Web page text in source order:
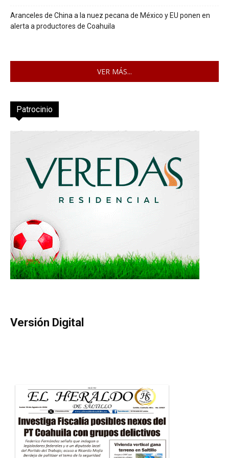
Aranceles de China a la nuez pecana de México y EU ponen en
alerta a productores de Coahuila
VER MÁS...
Patrocinio
Versión Digital